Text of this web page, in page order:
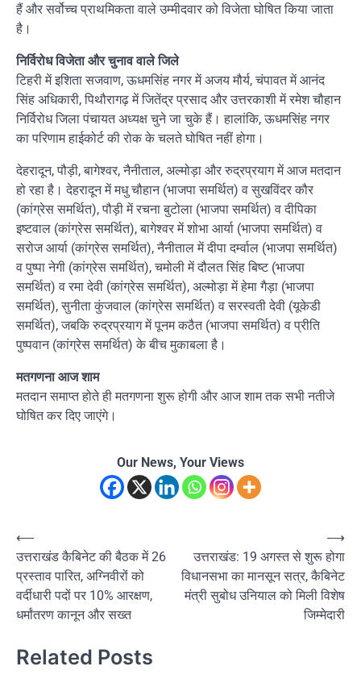
हैं और सर्वोच्च प्राथमिकता वाले उम्मीदवार को विजेता घोषित किया जाता
है।
निर्विरोध विजेता और चुनाव वाले जिले
टिहरी में इशिता सजवाण, ऊधमसिंह नगर में अजय मौर्य, चंपावत में आनंद
सिंह अधिकारी, पिथौरागढ़ में जितेंद्र प्रसाद और उत्तरकाशी में रमेश चौहान
निर्विरोध जिला पंचायत अध्यक्ष चुने जा चुके हैं। हालांकि, ऊधमसिंह नगर
का परिणाम हाईकोर्ट की रोक के चलते घोषित नहीं होगा।
देहरादून, पौड़ी, बागेश्वर, नैनीताल, अल्मोड़ा और रुद्रप्रयाग में आज मतदान
हो रहा है। देहरादून में मधु चौहान (भाजपा समर्थित) व सुखविंदर कौर
(कांग्रेस समर्थित), पौड़ी में रचना बुटोला (भाजपा समर्थित) व दीपिका
इष्टवाल (कांग्रेस समर्थित), बागेश्वर में शोभा आर्या (भाजपा समर्थित) व
सरोज आर्या (कांग्रेस समर्थित), नैनीताल में दीपा दर्म्वाल (भाजपा समर्थित)
व पुष्पा नेगी (कांग्रेस समर्थित), चमोली में दौलत सिंह बिष्ट (भाजपा
समर्थित) व रमा देवी (कांग्रेस समर्थित), अल्मोड़ा में हेमा गैड़ा (भाजपा
समर्थित), सुनीता कुंजवाल (कांग्रेस समर्थित) व सरस्वती देवी (यूकेडी
समर्थित), जबकि रुद्रप्रयाग में पूनम कठैत (भाजपा समर्थित) व प्रीति
पुष्पवान (कांग्रेस समर्थित) के बीच मुकाबला है।
मतगणना आज शाम
मतदान समाप्त होते ही मतगणना शुरू होगी और आज शाम तक सभी नतीजे
घोषित कर दिए जाएंगे।
Our News, Your Views
Post
navigation
⟵
उत्तराखंड कैबिनेट की बैठक में 26
प्रस्ताव पारित, अग्निवीरों को
वर्दीधारी पदों पर 10% आरक्षण,
धर्मांतरण कानून और सख्त
उत्तराखंड: 19 अगस्त से शुरू होगा
विधानसभा का मानसून सत्र, कैबिनेट
मंत्री सुबोध उनियाल को मिली विशेष
जिम्मेदारी
⟶
Related Posts